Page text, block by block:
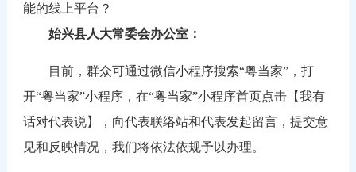
能的线上平台？
始兴县人大常委会办公室：
目前，群众可通过微信小程序搜索“粤当家”，打
开“粤当家”小程序，在“粤当家”小程序首页点击【我有
话对代表说】，向代表联络站和代表发起留言，提交意
见和反映情况，我们将依法依规予以办理。